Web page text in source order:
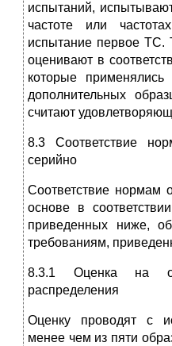
испытаний,
частоте или
испытание первое ТС.
оценивают в
которые
дополнительных
считают
8.3 Соответствие
серийно
Соответствие нормам
основе в
приведенных ниже,
требованиям,
8.3.1 Оценка на
распределения
Оценку проводят с
менее чем из пяти